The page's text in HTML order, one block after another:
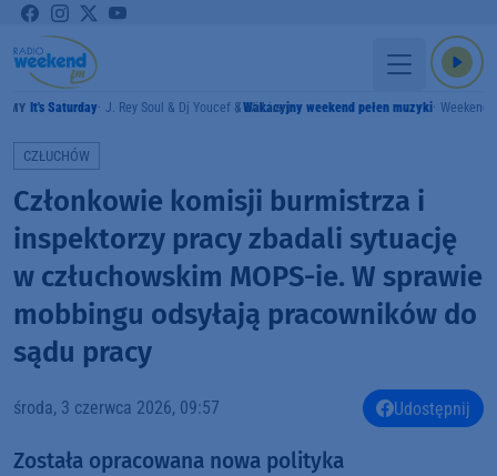
It's Saturday J. Rey Soul & Dj Youcef & Will.i.amWakacyjny weekend pełen muzyki Weekend
CZŁUCHÓW
Członkowie komisji burmistrza i
inspektorzy pracy zbadali sytuację
w człuchowskim MOPS-ie. W sprawie
mobbingu odsyłają pracowników do
sądu pracy
środa, 3 czerwca 2026, 09:57 Udostępnij
Została opracowana nowa polityka